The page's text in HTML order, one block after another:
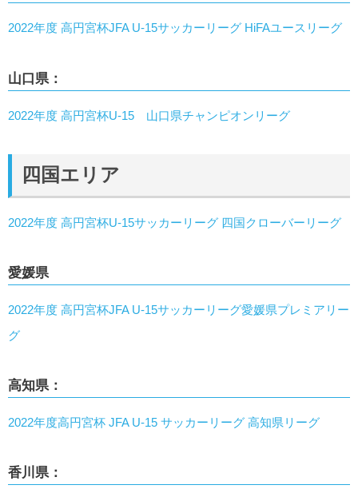
2022年度 高円宮杯JFA U-15サッカーリーグ HiFAユースリーグ
山口県：
2022年度 高円宮杯U-15 山口県チャンピオンリーグ
四国エリア
2022年度 高円宮杯U-15サッカーリーグ 四国クローバーリーグ
愛媛県
2022年度 高円宮杯JFA U-15サッカーリーグ愛媛県プレミアリー
グ
高知県：
2022年度高円宮杯 JFA U-15 サッカーリーグ 高知県リーグ
香川県：